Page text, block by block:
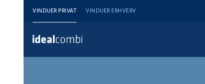
VINDUER PRIVAT VINDUER ERHVERV